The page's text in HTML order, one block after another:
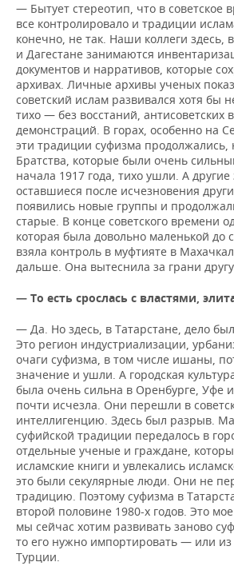
— Бытует стереотип, что в советское
все контролировало и традиции
конечно, не так. Наши коллеги здесь,
и Дагестане занимаются
документов и нарративов, которые
архивах. Личные архивы ученых
советский ислам развивался хотя бы
тихо — без восстаний, антисоветских
демонстраций. В горах, особенно на
эти традиции суфизма продолжались,
Братства, которые были очень
начала 1917 года, тихо ушли. А
оставшиеся после исчезновения
появились новые группы и
старые. В конце советского времени
которая была довольно маленькой до
взяла контроль в муфтияте в
дальше. Она вытеснила за грани
— То есть срослась с властями,
— Да. Но здесь, в Татарстане, дело
Это регион индустриализации,
очаги суфизма, в том числе ишаны,
значение и ушли. А городская
была очень сильна в Оренбурге, Уфе
почти исчезла. Они перешли в
интеллигенцию. Здесь был разрыв.
суфийской традиции передалось в
отдельные ученые и граждане,
исламские книги и увлекались
это были секулярные люди. Они не
традицию. Поэтому суфизма в
второй половине 1980-х годов. Это
мы сейчас хотим развивать заново
то его нужно импортировать — или из
Турции.